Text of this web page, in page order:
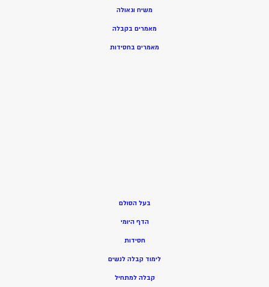
משיח וגאולה
מאמרים בקבלה
מאמרים בחסידות
בעל הסולם
הדף היומי
חסידות
לימוד קבלה לנשים
קבלה למתחיל